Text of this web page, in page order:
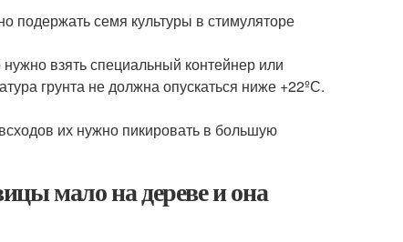
подержать семя культуры в стимуляторе
взять специальный контейнер или
грунта не должна опускаться ниже +22ºС.
их нужно пикировать в большую
мало на дереве и она